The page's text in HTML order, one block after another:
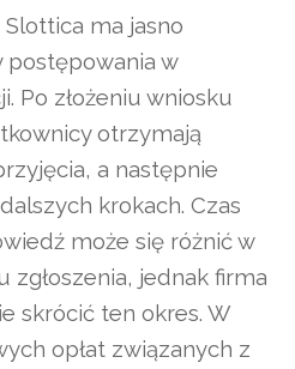
ma jasno
w
Po złożeniu wniosku
otrzymają
a następnie
krokach. Czas
może się różnić w
zgłoszenia, jednak firma
skrócić ten okres. W
opłat związanych z